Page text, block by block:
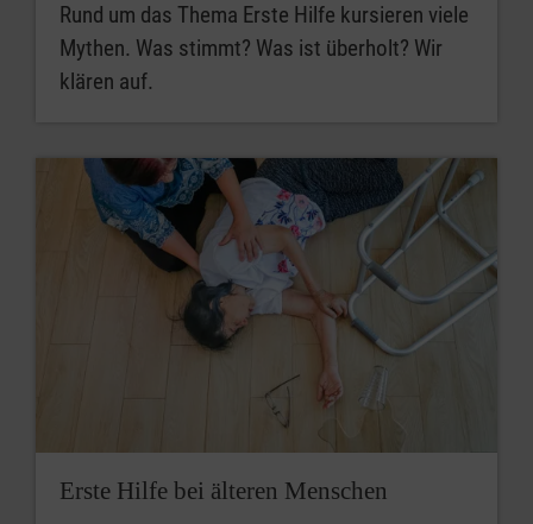
Rund um das Thema Erste Hilfe kursieren viele
Mythen. Was stimmt? Was ist überholt? Wir
klären auf.
Erste Hilfe bei älteren Menschen